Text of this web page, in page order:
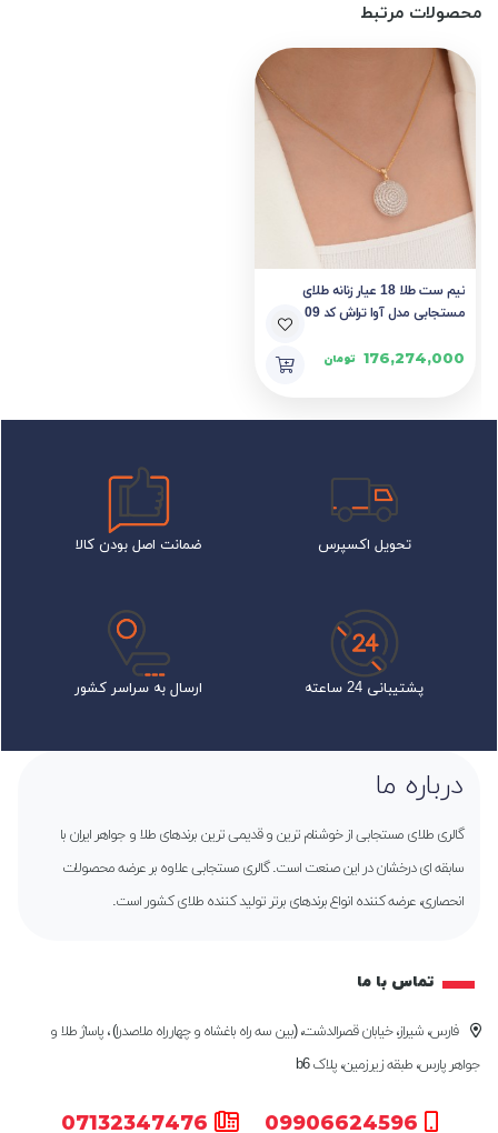
محصولات مرتبط
نیم ست طلا 18 عیار زنانه طلای
مستجابی مدل آوا تراش کد 09
176,274,000 تومان
تحویل اکسپرس ضمانت اصل بودن کالا
پشتیبانی 24 ساعته ارسال به سراسر کشور
درباره ما
گالری طلای مستجابی از خوشنام ترین و قدیمی ترین برندهای طلا و جواهر ایران با
سابقه ای درخشان در این صنعت است. گالری مستجابی علاوه بر عرضه محصولات
انحصاری، عرضه کننده انواع برندهای برتر تولید کننده طلای کشور است.
تماس با ما
فارس، شیراز، خیابان قصرالدشت، (بین سه راه باغشاه و چهارراه ملاصدرا) ، پاساژ طلا و
جواهر پارس، طبقه زیرزمین، پلاک b6